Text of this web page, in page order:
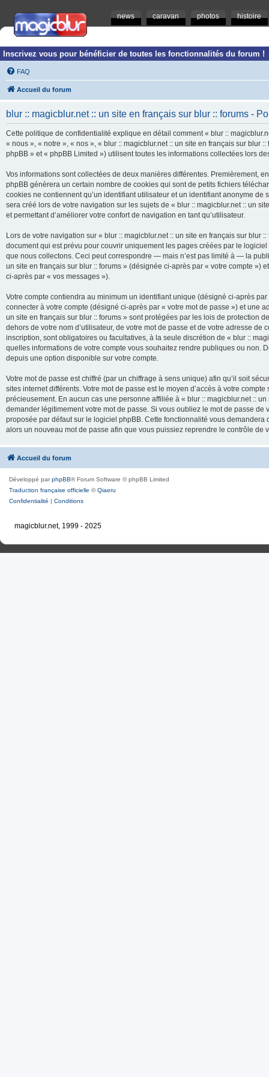
news caravan photos histoire
Inscrivez vous pour bénéficier de toutes les fonctionnalités du forum !
FAQ
Accueil du forum
blur :: magicblur.net :: un site en français sur blur :: forums -
Cette politique de confidentialité explique en détail comment « blur ::
« nous », « notre », « nos », « blur :: magicblur.net :: un site en français sur blur
phpBB » et « phpBB Limited ») utilisent toutes les informations collectées lors
Vos informations sont collectées de deux manières différentes. Premièrement,
phpBB génèrera un certain nombre de cookies qui sont de petits fichiers
cookies ne contiennent qu’un identifiant utilisateur et un identifiant anonyme
sera créé lors de votre navigation sur les sujets de « blur :: magicblur.net :: un
et permettant d’améliorer votre confort de navigation en tant qu’utilisateur.
Lors de votre navigation sur « blur :: magicblur.net :: un site en français sur
document qui est prévu pour couvrir uniquement les pages créées par le
que nous collectons. Ceci peut correspondre — mais n’est pas limité à — la
un site en français sur blur :: forums » (désignée ci-après par « votre compte
ci-après par « vos messages »).
Votre compte contiendra au minimum un identifiant unique (désigné ci-après
connecter à votre compte (désigné ci-après par « votre mot de passe ») et une
un site en français sur blur :: forums » sont protégées par les lois de protection
dehors de votre nom d’utilisateur, de votre mot de passe et de votre adresse
inscription, sont obligatoires ou facultatives, à la seule discrétion de « blur ::
quelles informations de votre compte vous souhaitez rendre publiques ou non.
depuis une option disponible sur votre compte.
Votre mot de passe est chiffré (par un chiffrage à sens unique) afin qu’il soit
sites internet différents. Votre mot de passe est le moyen d’accès à votre
précieusement. En aucun cas une personne affiliée à « blur :: magicblur.net ::
demander légitimement votre mot de passe. Si vous oubliez le mot de passe
proposée par défaut sur le logiciel phpBB. Cette fonctionnalité vous
alors un nouveau mot de passe afin que vous puissiez reprendre le contrôle de
Accueil du forum
Développé parphpBB® Forum Software © phpBB Limited
Traduction française officielle ©Qiaeru
Confidentialité | Conditions
magicblur.net, 1999 - 2025